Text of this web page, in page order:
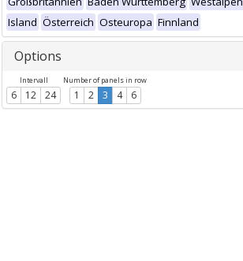
Island Österreich Osteuropa Finnland
Options
Intervall
6 12 24
Number of panels in row
1 2 3 4 6